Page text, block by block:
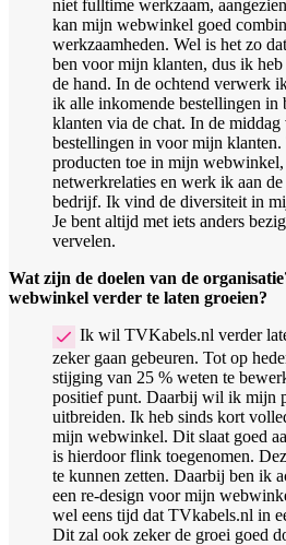
niet fulltime werkzaam,
kan mijn webwinkel goed
werkzaamheden. Wel is het zo
ben voor mijn klanten, dus ik
de hand. In de ochtend verwerk
ik alle inkomende bestellingen in
klanten via de chat. In de
bestellingen in voor mijn
producten toe in mijn
netwerkrelaties en werk ik aan
bedrijf. Ik vind de diversiteit in
Je bent altijd met iets anders
vervelen.
Wat zijn de doelen van de
webwinkel verder te laten groeien?
Ik wil TVKabels.nl verder
zeker gaan gebeuren. Tot op
stijging van 25 % weten te
positief punt. Daarbij wil ik mijn
uitbreiden. Ik heb sinds kort
mijn webwinkel. Dit slaat goed
is hierdoor flink toegenomen.
te kunnen zetten. Daarbij ben ik
een re-design voor mijn
wel eens tijd dat TVkabels.nl in
Dit zal ook zeker de groei goed